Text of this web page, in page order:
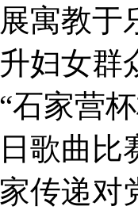
教于
妇女群
家营杯
歌曲比
传递对